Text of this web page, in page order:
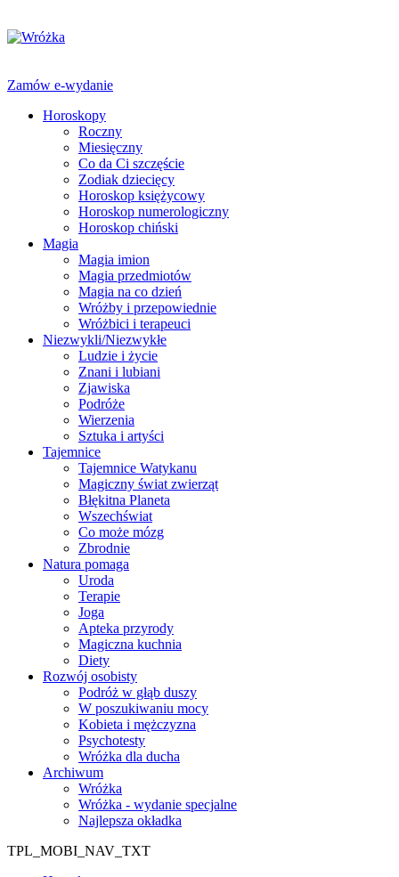
Zamów e-wydanie
Horoskopy
Roczny
Miesięczny
Co da Ci szczęście
Zodiak dziecięcy
Horoskop księżycowy
Horoskop numerologiczny
Horoskop chiński
Magia
Magia imion
Magia przedmiotów
Magia na co dzień
Wróżby i przepowiednie
Wróżbici i terapeuci
Niezwykli/Niezwykłe
Ludzie i życie
Znani i lubiani
Zjawiska
Podróże
Wierzenia
Sztuka i artyści
Tajemnice
Tajemnice Watykanu
Magiczny świat zwierząt
Błękitna Planeta
Wszechświat
Co może mózg
Zbrodnie
Natura pomaga
Uroda
Terapie
Joga
Apteka przyrody
Magiczna kuchnia
Diety
Rozwój osobisty
Podróż w głąb duszy
W poszukiwaniu mocy
Kobieta i mężczyzna
Psychotesty
Wróżka dla ducha
Archiwum
Wróżka
Wróżka - wydanie specjalne
Najlepsza okładka
TPL_MOBI_NAV_TXT